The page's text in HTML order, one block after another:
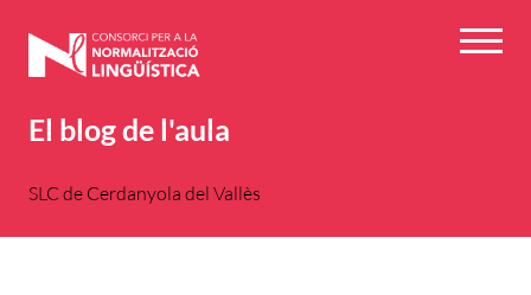
El blog de l'aula
SLC de Cerdanyola del Vallès